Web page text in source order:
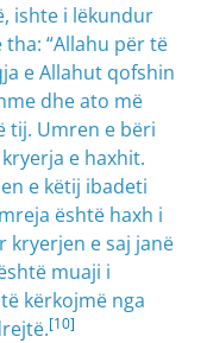
ishte i lëkundur
“Allahu për të
e Allahut qofshin
dhe ato më
tij. Umren e bëri
e haxhit.
e këtij ibadeti
është haxh i
kryerjen e saj janë
muaji i
kërkojmë nga
[10]